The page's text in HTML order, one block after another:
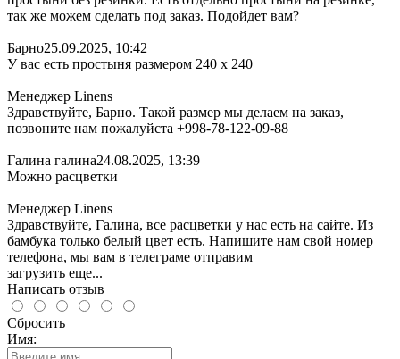
так же можем сделать под заказ. Подойдет вам?
Барно25.09.2025, 10:42
У вас есть простыня размером 240 х 240
Менеджер Linens
Здравствуйте, Барно. Такой размер мы делаем на заказ,
позвоните нам пожалуйста +998-78-122-09-88
Галина галина24.08.2025, 13:39
Можно расцветки
Менеджер Linens
Здравствуйте, Галина, все расцветки у нас есть на сайте. Из
бамбука только белый цвет есть. Напишите нам свой номер
телефона, мы вам в телеграме отправим
загрузить еще...
Написать отзыв
Сбросить
Имя: